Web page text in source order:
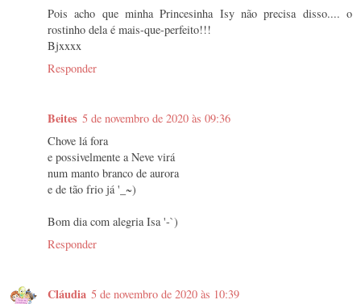
Pois acho que minha Princesinha Isy não precisa disso.... o
rostinho dela é mais-que-perfeito!!!
Bjxxxx
Responder
Beites 5 de novembro de 2020 às 09:36
Chove lá fora
e possivelmente a Neve virá
num manto branco de aurora
e de tão frio já '_~)
Bom dia com alegria Isa '-`)
Responder
Cláudia 5 de novembro de 2020 às 10:39